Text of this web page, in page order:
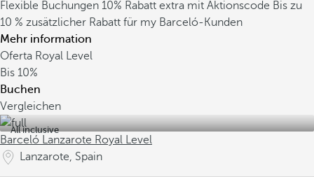
Flexible Buchungen 10% Rabatt extra mit Aktionscode Bis zu
10 % zusätzlicher Rabatt für my Barceló-Kunden
Mehr information
Oferta Royal Level
Bis 10%
Buchen
Vergleichen
All inclusive
Barceló Lanzarote Royal Level
Lanzarote, Spain